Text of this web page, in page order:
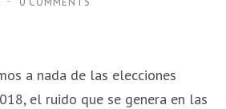
a nada de las elecciones
el ruido que se genera en las